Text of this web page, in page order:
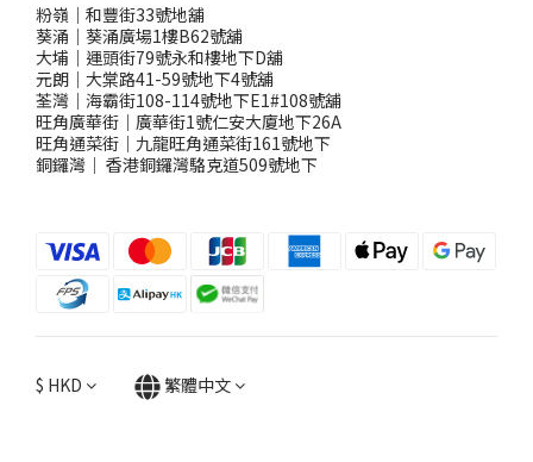
粉嶺｜和豐街33號地舖
葵涌｜葵涌廣場1樓B62號舖
大埔｜運頭街79號永和樓地下D舖
元朗｜大棠路41-59號地下4號舖
荃灣｜海霸街108-114號地下E1#108號舖
旺角廣華街｜廣華街1號仁安大廈地下26A
旺角通菜街｜九龍旺角通菜街161號地下
銅鑼灣 ｜ 香港銅鑼灣駱克道509號地下
$ HKD 繁體中文